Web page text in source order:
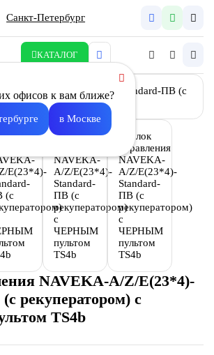
Санкт-Петербург
КАТАЛОГ
офисов к вам ближе?
в Москве
NAVEKA-A/Z/E(23*4)-
рекуператором) с
TS4b